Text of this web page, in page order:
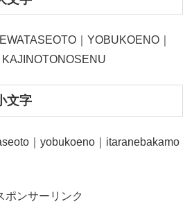
｜YOBUKOENO｜
文字
｜yobukoeno｜itaranebakamo
ポンサーリンク